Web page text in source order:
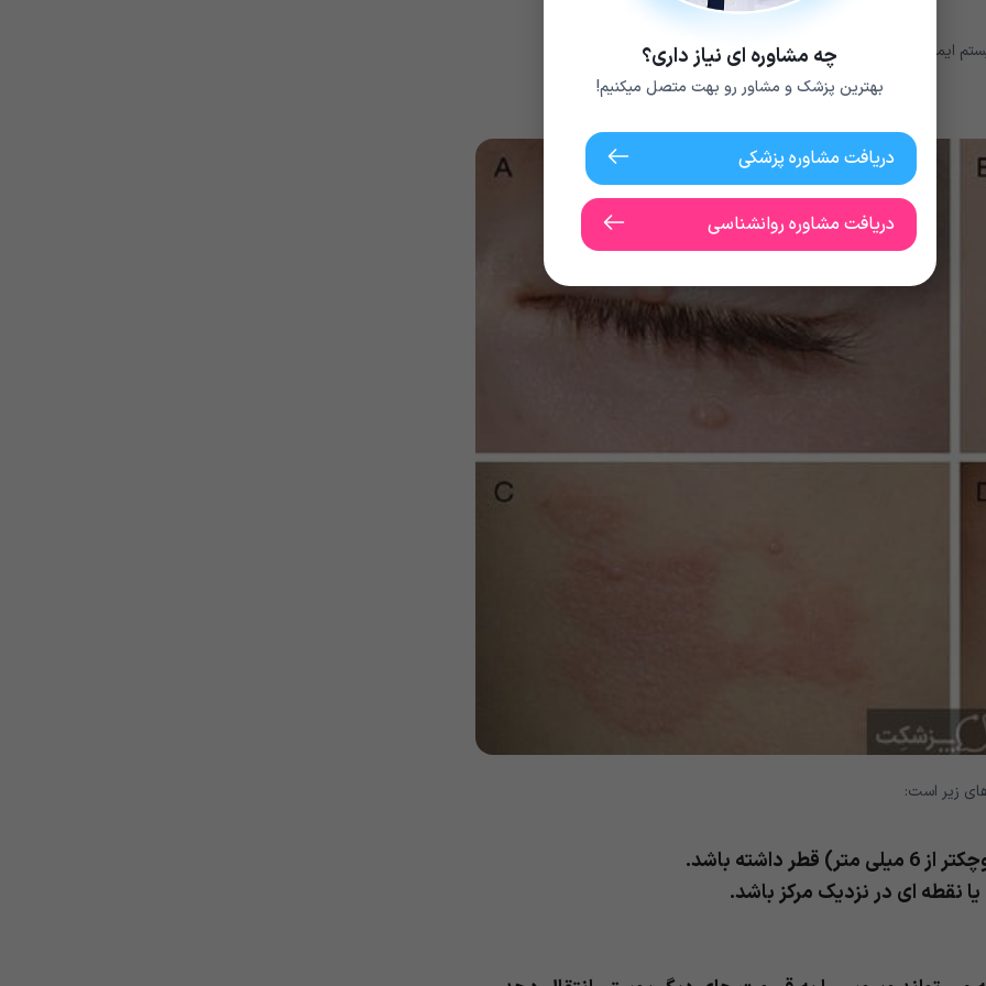
ایمنی ضعیف بسیار بیشتر از افراد سالم خواهد بود.
زیر است:
نقطه ای در نزدیک مرکز باشد.
چه مشاوره ای نیاز داری؟
بهترین پزشک و مشاور رو بهت متصل میکنیم!
دریافت مشاوره پزشکی
دریافت مشاوره روانشناسی